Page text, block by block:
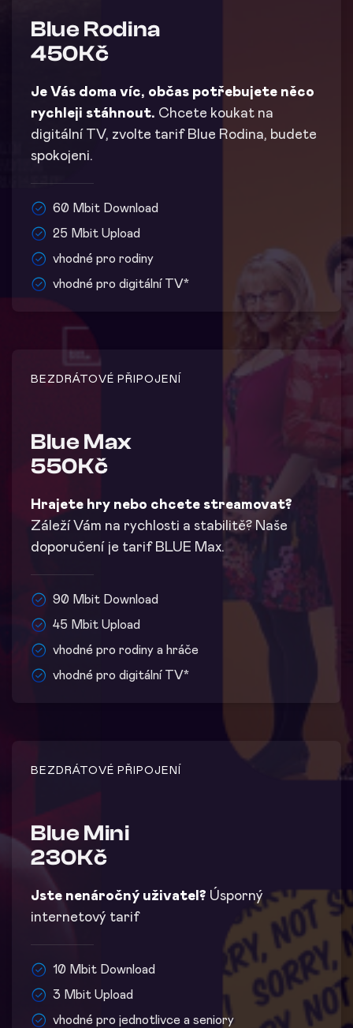
Blue Rodina
450Kč
Je Vás doma víc, občas potřebujete něco
rychleji stáhnout. Chcete koukat na
digitální TV, zvolte tarif Blue Rodina, budete
spokojeni.
60 Mbit Download
25 Mbit Upload
vhodné pro rodiny
vhodné pro digitální TV*
BEZDRÁTOVÉ PŘIPOJENÍ
Blue Max
550Kč
Hrajete hry nebo chcete streamovat?
Záleží Vám na rychlosti a stabilitě? Naše
doporučení je tarif BLUE Max.
90 Mbit Download
45 Mbit Upload
vhodné pro rodiny a hráče
vhodné pro digitální TV*
BEZDRÁTOVÉ PŘIPOJENÍ
Blue Mini
230Kč
Jste nenáročný uživatel? Úsporný
internetový tarif
10 Mbit Download
3 Mbit Upload
vhodné pro jednotlivce a seniory